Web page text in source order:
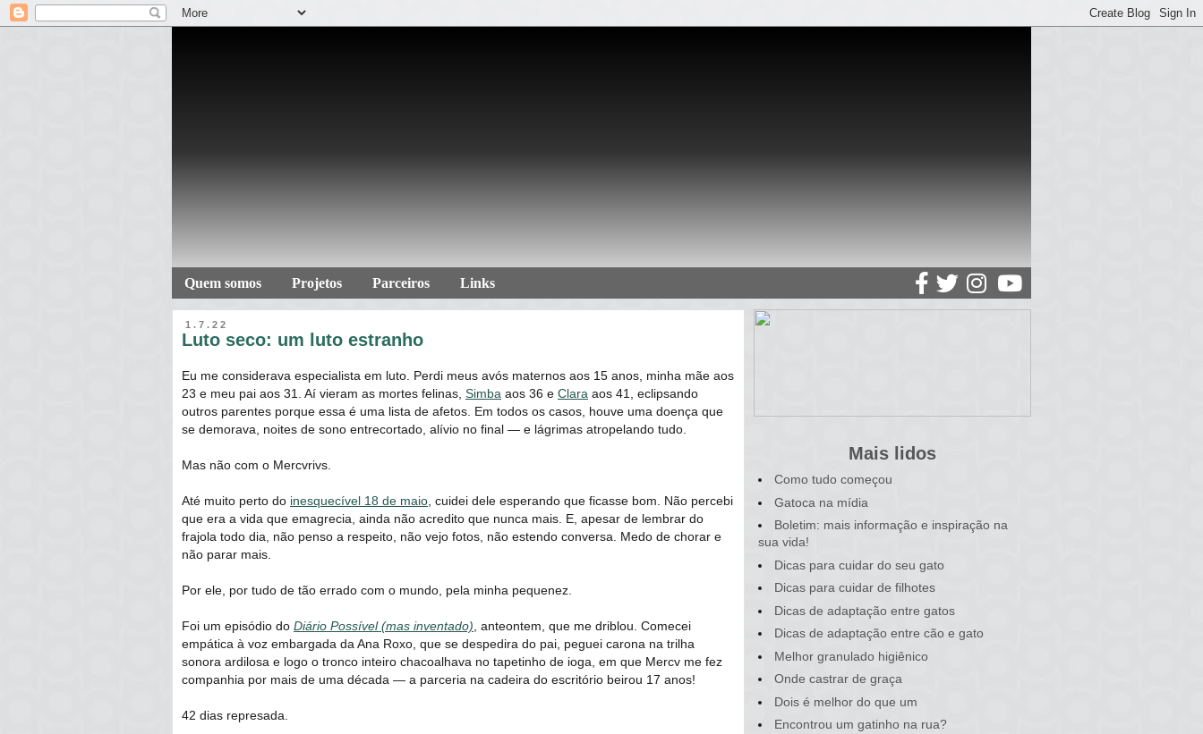
Quem somos Projetos Parceiros Links
1.7.22
Luto seco: um luto estranho
Eu me considerava especialista em luto. Perdi meus avós maternos aos 15 anos, minha mãe aos
23 e meu pai aos 31. Aí vieram as mortes felinas, Simba aos 36 e Clara aos 41, eclipsando
outros parentes porque essa é uma lista de afetos. Em todos os casos, houve uma doença que
se demorava, noites de sono entrecortado, alívio no final — e lágrimas atropelando tudo.
Mas não com o Mercvrivs.
Até muito perto do inesquecível 18 de maio , cuidei dele esperando que ficasse bom. Não percebi
que era a vida que emagrecia, ainda não acredito que nunca mais. E, apesar de lembrar do
frajola todo dia, não penso a respeito, não vejo fotos, não estendo conversa. Medo de chorar e
não parar mais.
Por ele, por tudo de tão errado com o mundo, pela minha pequenez.
Foi um episódio do Diário Possível (mas inventado) , anteontem, que me driblou. Comecei
empática à voz embargada da Ana Roxo, que se despedira do pai, peguei carona na trilha
sonora ardilosa e logo o tronco inteiro chacoalhava no tapetinho de ioga, em que Mercv me fez
companhia por mais de uma década — a parceria na cadeira do escritório beirou 17 anos!
42 dias represada.
Mais lidos
Como tudo começou
Gatoca na mídia
Boletim: mais informação e inspiração na
sua vida!
Dicas para cuidar do seu gato
Dicas para cuidar de filhotes
Dicas de adaptação entre gatos
Dicas de adaptação entre cão e gato
Melhor granulado higiênico
Onde castrar de graça
Dois é melhor do que um
Encontrou um gatinho na rua?